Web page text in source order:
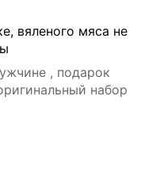
вяленого мяса не
, подарок
набор